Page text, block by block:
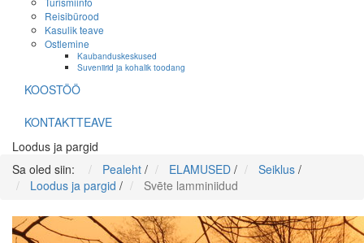
Reisibürood
Kasulik teave
Ostlemine
Kaubanduskeskused
Suveniirid ja kohalik toodang
KOOSTÖÖ
KONTAKTTEAVE
Loodus ja pargid
Sa oled siin:
Pealeht / ELAMUSED / Seiklus /
Loodus ja pargid / Svēte lamminiidud